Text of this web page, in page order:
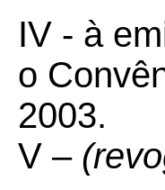
IV - à
o
2003.
V –